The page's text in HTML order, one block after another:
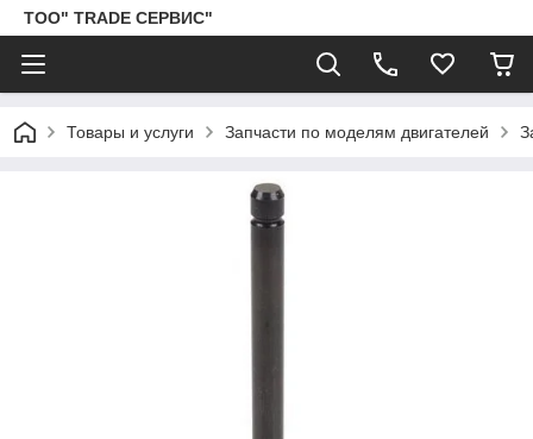
ТОО" TRADE СЕРВИС"
Товары и услуги Запчасти по моделям двигателей